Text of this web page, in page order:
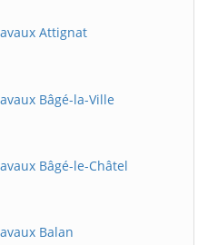
Attignat
Bâgé-la-Ville
Bâgé-le-Châtel
Balan